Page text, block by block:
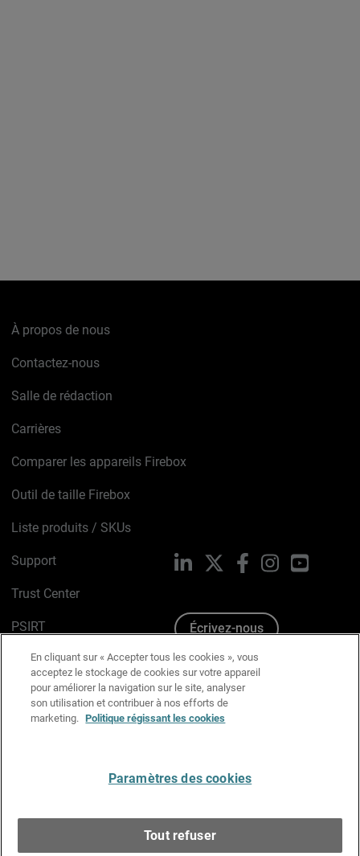
À propos de nous
Contactez-nous
Salle de rédaction
Carrières
Comparer les appareils Firebox
Outil de taille Firebox
Liste produits / SKUs
Support
Trust Center
PSIRT
Avis sur les cookies
Politique de confidentialité
Charte Graphique
LinkedIn FacebookInstagramYouTube
Écrivez-nous
En cliquant sur « Accepter tous les cookies », vous
acceptez le stockage de cookies sur votre appareil
pour améliorer la navigation sur le site, analyser
son utilisation et contribuer à nos efforts de
marketing. Politique régissant les cookies
Paramètres des cookies
Tout refuser